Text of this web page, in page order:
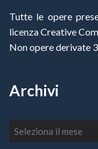
Tutte le opere
licenza Creative
Non opere derivate
Archivi
Archivi